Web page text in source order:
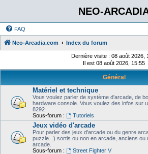
NEO-
FAQ
Neo-Arcadia.com Index du forum
Dernière visite : 08 août 2026,
Il est 08 août 2026, 15:55
Général
Matériel et technique
Vous voulez parler de système d'arcade, de
hardware console. Vous voulez des infos sur
8292
Sous-forum :
Tutoriels
Jeux vidéo d'arcade
Pour parler des jeux d'arcade ou du genre
puzzle...) sortis ou non en arcade, anciens ou
arcade.
Sous-forum :
Street Fighter V